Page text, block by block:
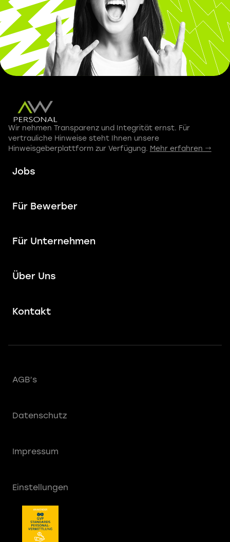
Wir nehmen Transparenz und Integrität ernst. Für
vertrauliche Hinweise steht Ihnen unsere
Hinweisgeberplattform zur Verfügung. Mehr erfahren →
Jobs
Für Bewerber
Für Unternehmen
Über Uns
Kontakt
AGB’s
Datenschutz
Impressum
Einstellungen